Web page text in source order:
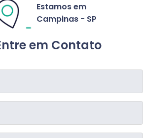
em Contato
Estamos em
Campinas - SP